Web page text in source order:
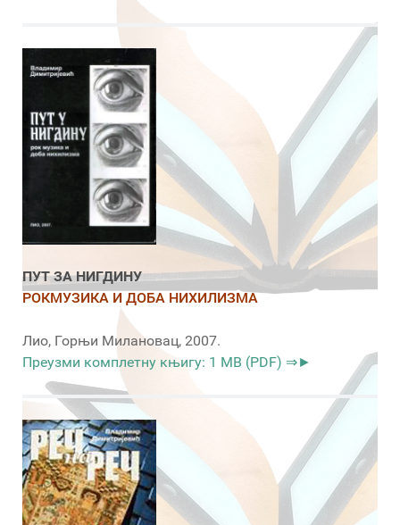
ПУТ ЗА НИГДИНУ
РОКМУЗИКА И ДОБА НИХИЛИЗМА
Лио, Горњи Милановац, 2007.
Преузми комплетну књигу: 1 MB (PDF) ⇒►